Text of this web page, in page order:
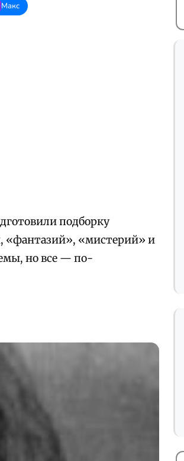
Макс
подборку
«фантазий», «мистерий» и
но все — по-